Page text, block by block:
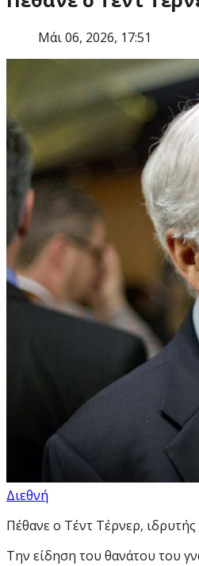
Μάι 06, 2026, 17:51
Διεθνή
Πέθανε ο Τέντ Τέρνερ,
Την είδηση του θανάτου του